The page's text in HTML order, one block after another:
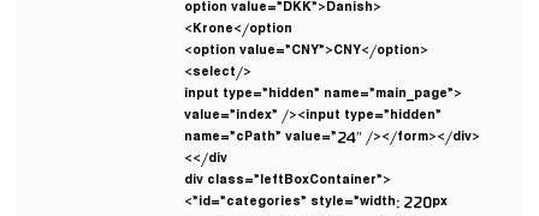
<option value=”DKK”>Danish
Krone</option>
<option value=”CNY”>CNY</option>
</select>
<input type=”hidden” name=”main_page”
value=”index” /><input type=”hidden”
name=”cPath” value=”24″ /></form></div>
</div>
<div class=”leftBoxContainer”
id=”categories” style=”width: 220px”>